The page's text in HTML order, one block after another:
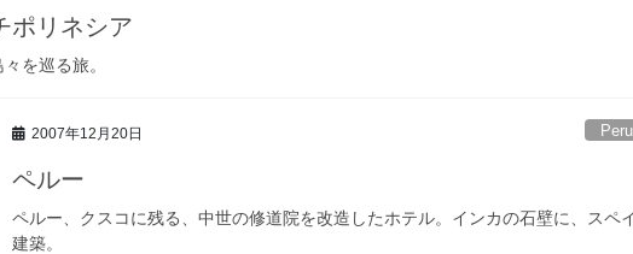
リネシア
を巡る旅。
2007年12月20日
ペルー
ペルー、クスコに残る、中世の修道院を改造したホテル。インカの石壁に、スペ
建築。